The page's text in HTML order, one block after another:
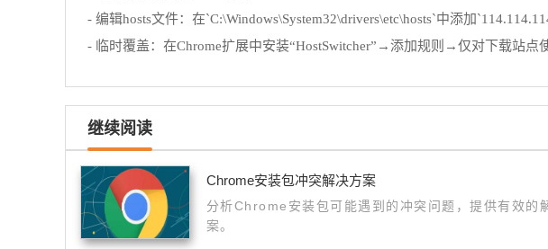
- 编辑hosts文件：在`C:\Windows\System32\drivers\etc\hosts`中添加
- 临时覆盖：在Chrome扩展中安装“HostSwitcher”→添加规则→仅对下载站点
继续阅读
Chrome安装包冲突解决方案
分析Chrome安装包可能遇到的冲突问题，提供有效的
案。